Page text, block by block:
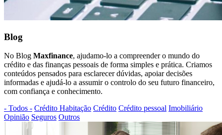
Blog
No Blog Maxfinance, ajudamo-lo a compreender o mundo do
crédito e das finanças pessoais de forma simples e prática. Criamos
conteúdos pensados para esclarecer dúvidas, apoiar decisões
informadas e ajudá-lo a assumir o controlo do seu futuro financeiro,
com confiança e conhecimento.
- Todos - Crédito Habitação Crédito Crédito pessoal Imobiliário
Opinião Seguros Outros